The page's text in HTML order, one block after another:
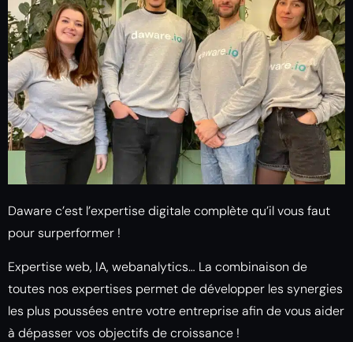
Daware c’est l’expertise digitale complète qu’il vous faut
pour surperformer !
Expertise web, IA, webanalytics… La combinaison de
toutes nos expertises permet de développer les synergies
les plus poussées entre votre entreprise afin de vous aider
à dépasser vos objectifs de croissance !